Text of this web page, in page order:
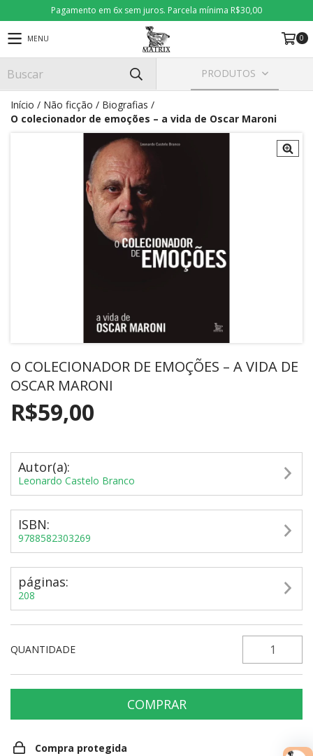
Pagamento em 6x sem juros. Parcela mínima R$30,00
MENU 0
PRODUTOS
Início / Não ficção / Biografias /
O colecionador de emoções – a vida de Oscar Maroni
O COLECIONADOR DE EMOÇÕES – A VIDA DE
OSCAR MARONI
R$59,00
Autor(a):
Leonardo Castelo Branco
ISBN:
9788582303269
páginas:
208
QUANTIDADE
Compra protegida